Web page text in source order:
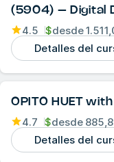
(5904) – Digital
4.5 $desde
Detalles del
OPITO HUET
4.7 $desde
Detalles del